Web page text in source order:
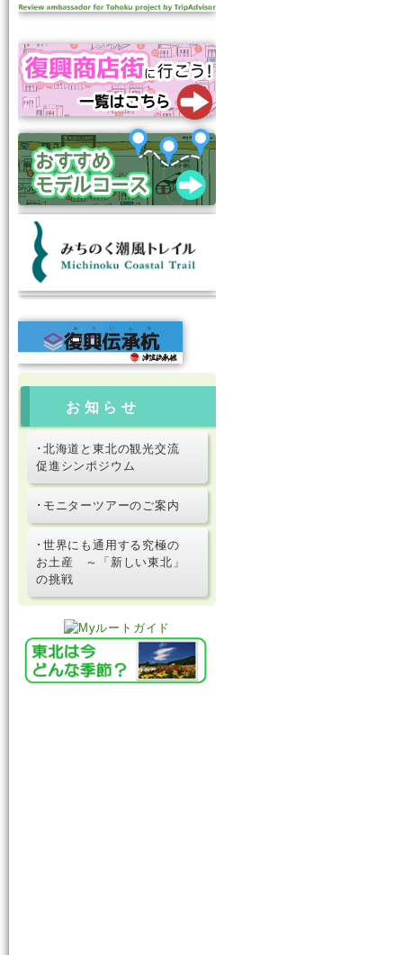
お知らせ
･北海道と東北の観光交流
促進シンポジウム
･モニターツアーのご案内
･世界にも通用する究極の
お土産 ～「新しい東北」
の挑戦